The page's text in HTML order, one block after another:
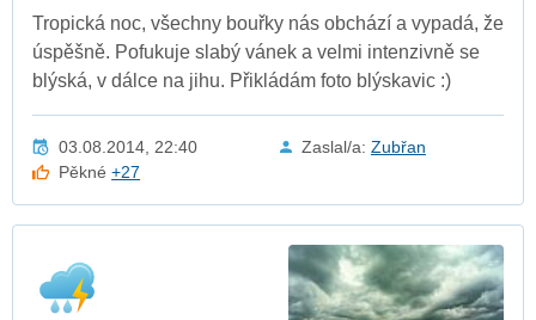
Tropická noc, všechny bouřky nás obchází a vypadá, že
úspěšně. Pofukuje slabý vánek a velmi intenzivně se
blýská, v dálce na jihu. Přikládám foto blýskavic :)
03.08.2014, 22:40 Zaslal/a: Zubřan
Pěkné+27